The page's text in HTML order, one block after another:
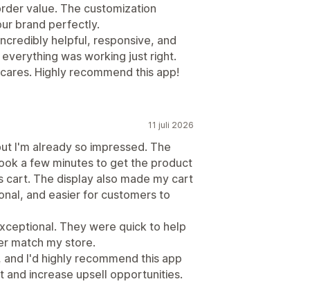
value. The customization
brand perfectly.
helpful, responsive, and
was working just right.
Highly recommend this app!
11 juli 2026
I'm already so impressed. The
a few minutes to get the product
The display also made my cart
and easier for customers to
They were quick to help
match my store.
I'd highly recommend this app
increase upsell opportunities.